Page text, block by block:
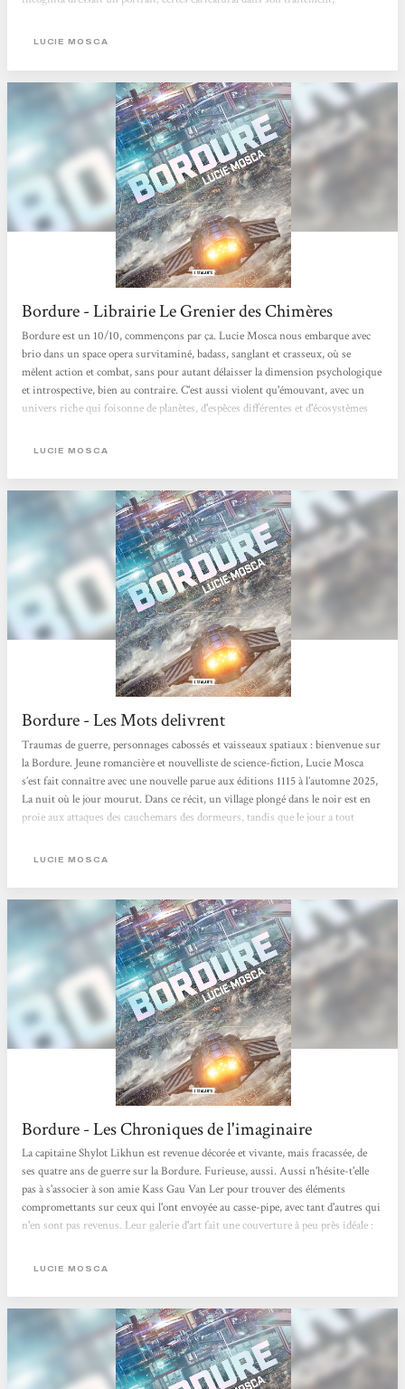
puissants sans scrupule, n’hésitant pas à augmenter les cadences afin de
LUCIE MOSCA
Bordure - Librairie Le Grenier des Chimères
Bordure est un 10/10, commençons par ça. Lucie Mosca nous embarque avec
brio dans un space opera survitaminé, badass, sanglant et crasseux, où se
mêlent action et combat, sans pour autant délaisser la dimension psychologique
et introspective, bien au contraire. C'est aussi violent qu'émouvant, avec un
univers riche qui foisonne de planètes, d'espèces différentes et d'écosystèmes
LUCIE MOSCA
Bordure - Les Mots delivrent
Traumas de guerre, personnages cabossés et vaisseaux spatiaux : bienvenue sur
la Bordure. Jeune romancière et nouvelliste de science-fiction, Lucie Mosca
s’est fait connaître avec une nouvelle parue aux éditions 1115 à l’automne 2025,
La nuit où le jour mourut. Dans ce récit, un village plongé dans le noir est en
proie aux attaques des cauchemars des dormeurs, tandis que le jour a tout
science-fiction orienté space-opera qui traite des conséquences de la guerre sur
LUCIE MOSCA
Bordure - Les Chroniques de l'imaginaire
La capitaine Shylot Likhun est revenue décorée et vivante, mais fracassée, de
ses quatre ans de guerre sur la Bordure. Furieuse, aussi. Aussi n'hésite-t'elle
pas à s'associer à son amie Kass Gau Van Ler pour trouver des éléments
compromettants sur ceux qui l'ont envoyée au casse-pipe, avec tant d'autres qui
n'en sont pas revenus. Leur galerie d'art fait une couverture à peu près idéale :
les soupçons. Car il est essentiel qu'elles ne soient pas repérées. Déjà, le
LUCIE MOSCA